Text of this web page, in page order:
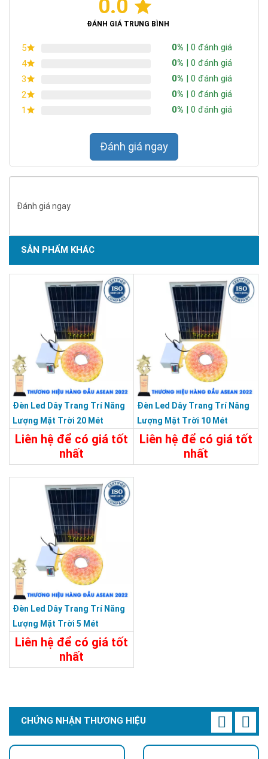
0.0
ĐÁNH GIÁ TRUNG BÌNH
5 0% | 0 đánh giá
4
0% | 0 đánh giá
3
0% | 0 đánh giá
2
0% | 0 đánh giá
1
0% | 0 đánh giá
Đánh giá ngay
Đánh giá ngay
SẢN PHẨM KHÁC
Đèn Led Dây Trang Trí Năng
Lượng Mặt Trời 20 Mét
Liên hệ để có giá tốt
nhất
Đèn Led Dây Trang Trí Năng
Lượng Mặt Trời 10 Mét
Liên hệ để có giá tốt
nhất
Đèn Led Dây Trang Trí Năng
Lượng Mặt Trời 5 Mét
Liên hệ để có giá tốt
nhất
CHỨNG NHẬN THƯƠNG HIỆU